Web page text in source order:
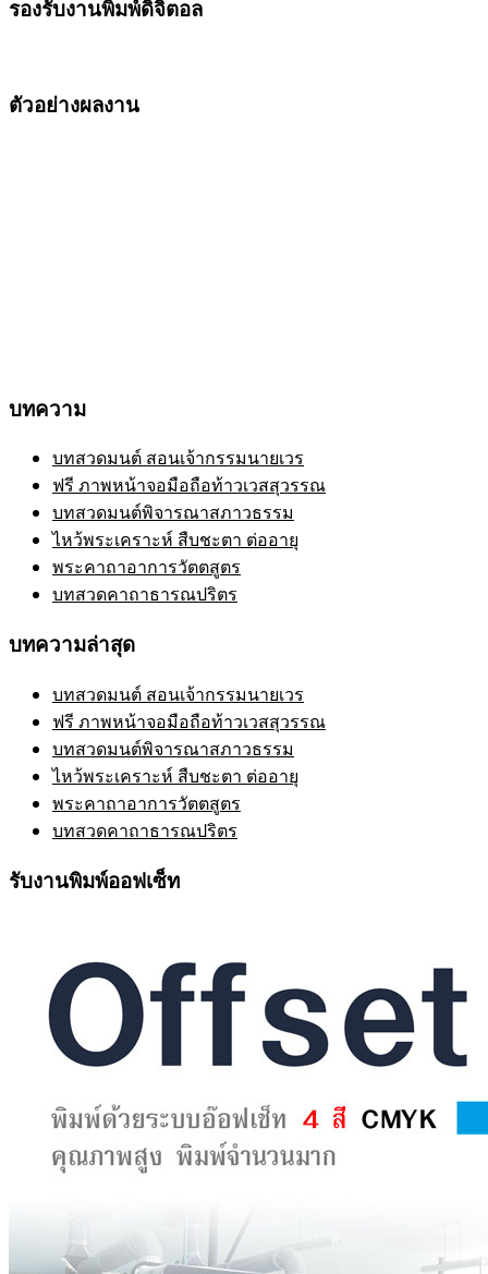
รองรับงานพิมพ์ดิจิตอล
ตัวอย่างผลงาน
บทความ
บทสวดมนต์ สอนเจ้ากรรมนายเวร
ฟรี ภาพหน้าจอมือถือท้าวเวสสุวรรณ
บทสวดมนต์พิจารณาสภาวธรรม
ไหว้พระเคราะห์ สืบชะตา ต่ออายุ
พระคาถาอาการวัตตสูตร
บทสวดคาถาธารณปริตร
บทความล่าสุด
บทสวดมนต์ สอนเจ้ากรรมนายเวร
ฟรี ภาพหน้าจอมือถือท้าวเวสสุวรรณ
บทสวดมนต์พิจารณาสภาวธรรม
ไหว้พระเคราะห์ สืบชะตา ต่ออายุ
พระคาถาอาการวัตตสูตร
บทสวดคาถาธารณปริตร
รับงานพิมพ์ออฟเซ็ท